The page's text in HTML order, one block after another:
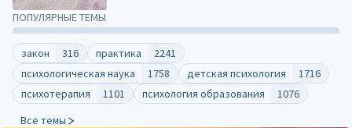
ПОПУЛЯРНЫЕ ТЕМЫ
закон 316 практика
2241
психологическая наука
1758 детская психология
1716
психотерапия
1101 психология образования
1076
Все темы